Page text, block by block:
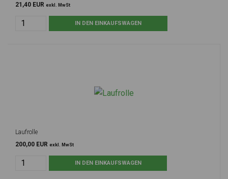
21,40 EUR exkl. MwSt
Laufrolle
200,00 EUR exkl. MwSt